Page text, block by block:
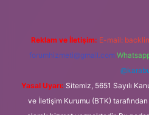
Reklam ve İletişim: E-mail:
forumhizmeti@gmail.com
Yasal Uyarı: Sitemiz, 5651 Sayılı
ve İletişim Kurumu (BTK) tarafından